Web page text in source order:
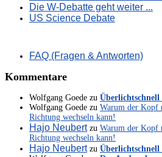
Die W-Debatte geht weiter ...
US Science Debate
FAQ (Fragen & Antworten)
Kommentare
Wolfgang Goede zu Überlichtschnell
Wolfgang Goede zu Warum der Kopf
Richtung wechseln kann!
Hajo Neubertzu Warum der Kopf
Richtung wechseln kann!
Hajo Neubertzu Überlichtschnell